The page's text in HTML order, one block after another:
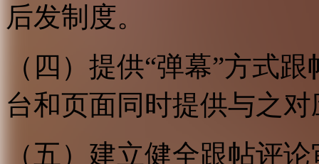
后发制度。
（四）提供“弹幕”方式
台和页面同时提供与之
（五）建立健全跟帖评